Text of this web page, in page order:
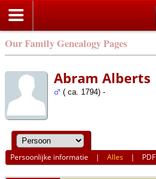
Our Family Genealogy Pages
Abram Alberts
( ca. 1794) -
Persoonlijke informatie |Alles | PDF